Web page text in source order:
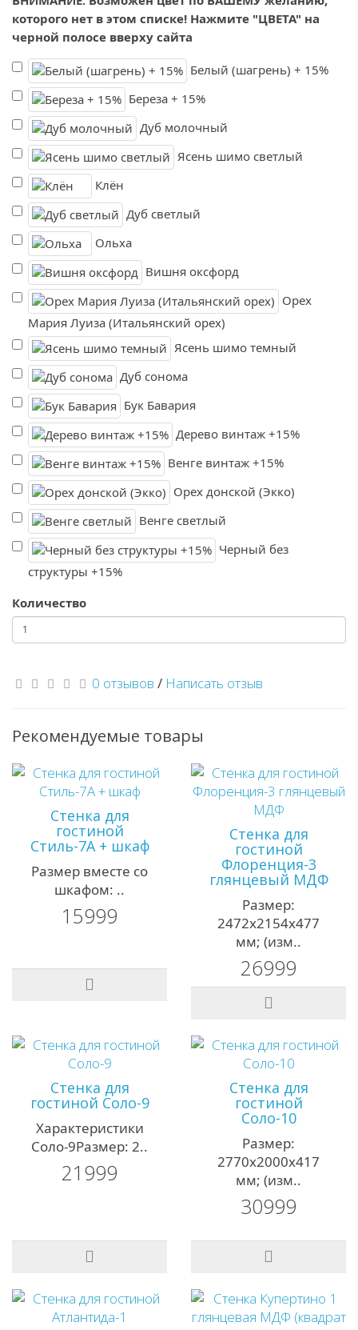
которого нет в этом списке! Нажмите "ЦВЕТА" на
черной полосе вверху сайта
Белый (шагрень) + 15%
Береза + 15%
Дуб молочный
Ясень шимо светлый
Клён
Дуб светлый
Ольха
Вишня оксфорд
Орех
Мария Луиза (Итальянский орех)
Ясень шимо темный
Дуб сонома
Бук Бавария
Дерево винтаж +15%
Венге винтаж +15%
Орех донской (Экко)
Венге светлый
Черный без
структуры +15%
Количество
0 отзывов / Написать отзыв
Рекомендуемые товары
Стенка для
гостиной
Стиль-7А + шкаф
Размер вместе со
шкафом: ..
15999
Стенка для
гостиной
Флоренция-3
глянцевый МДФ
Размер:
2472х2154х477
мм; (изм..
26999
Стенка для
гостиной Соло-9
Характеристики
Соло-9Размер: 2..
21999
Стенка для
гостиной
Соло-10
Размер:
2770х2000х417
мм; (изм..
30999